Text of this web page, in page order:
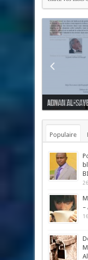
Mon cœur
Populaire
Mots-clés
–